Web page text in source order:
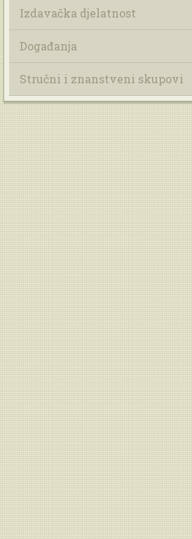
Izdavačka djelatnost
Događanja
Stručni i znanstveni skupovi